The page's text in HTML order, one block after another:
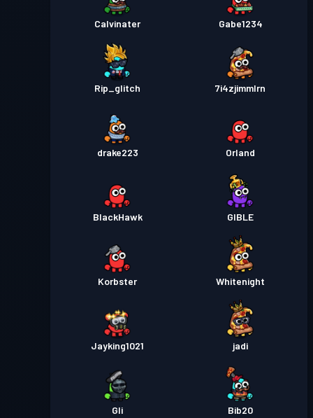
Calvinater Gabe1234
Rip_glitch 7i4zjimmlrn
drake223 Orland
BlackHawk GIBLE
Korbster Whitenight
Jayking1021 jadi
Gli Bib20